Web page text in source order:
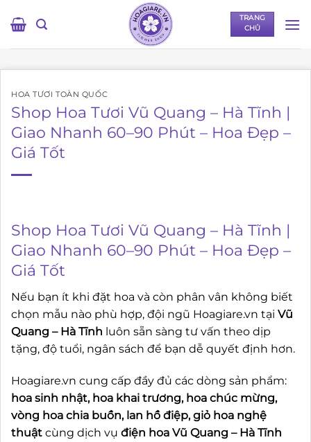
qua
TRANG
CHỦ
HOA TƯƠI TOÀN QUỐC
Shop Hoa Tươi Vũ Quang – Hà Tĩnh |
Giao Nhanh 60–90 Phút – Hoa Đẹp –
Giá Tốt
Shop Hoa Tươi Vũ Quang – Hà Tĩnh |
Giao Nhanh 60–90 Phút – Hoa Đẹp –
Giá Tốt
Nếu bạn ít khi đặt hoa và còn phân vân không biết
chọn mẫu nào phù hợp, đội ngũ Hoagiare.vn tại Vũ
Quang – Hà Tĩnh luôn sẵn sàng tư vấn theo dịp
tặng, độ tuổi, ngân sách để bạn dễ quyết định hơn.
Hoagiare.vn cung cấp đầy đủ các dòng sản phẩm:
hoa sinh nhật, hoa khai trương, hoa chúc mừng,
vòng hoa chia buồn, lan hồ điệp, giỏ hoa nghệ
thuật cùng dịch vụ điện hoa Vũ Quang – Hà Tĩnh